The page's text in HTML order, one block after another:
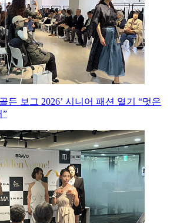
든 보그 2026’ 시니어 패션 열기 “멋은
”